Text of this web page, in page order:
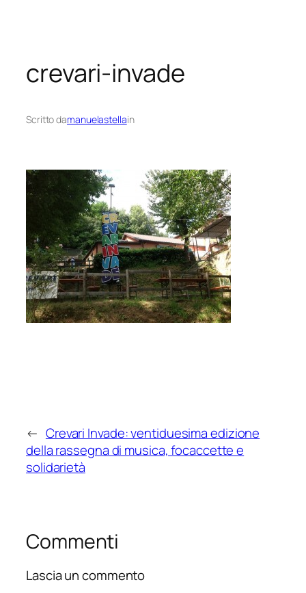
crevari-invade
Scritto damanuelastellain
← Crevari Invade: ventiduesima edizione
della rassegna di musica, focaccette e
solidarietà
Commenti
Lascia un commento